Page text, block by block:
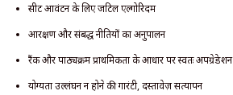
सीट आवंटन के लिए जटिल एल्गोरिदम
आरक्षण और संबद्ध नीतियों का अनुपालन
रैंक और पाठ्यक्रम प्राथमिकता के आधार पर स्वतः अपग्रेडेशन
योग्यता उल्लंघन न होने की गारंटी, दस्तावेज़ सत्यापन